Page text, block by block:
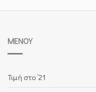
ΜΕΝΟΎ
Τιμή στο ’21